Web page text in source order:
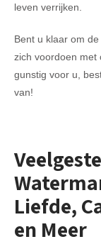
leven verrijken.
Bent u klaar om
zich voordoen met
gunstig voor u,
van!
Liefde,
en Meer